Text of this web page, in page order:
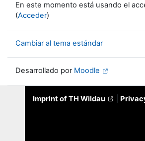
En este momento está usando el
(Acceder)
Cambiar al tema estándar
Desarrollado por Moodle
Imprint of TH Wildau